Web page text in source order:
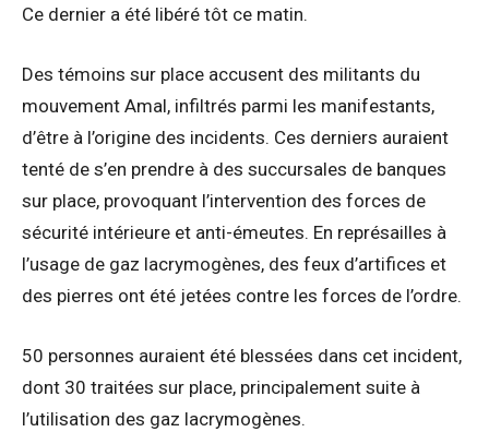
Ce dernier a été libéré tôt ce matin.
Des témoins sur place accusent des militants du
mouvement Amal, infiltrés parmi les manifestants,
d’être à l’origine des incidents. Ces derniers auraient
tenté de s’en prendre à des succursales de banques
sur place, provoquant l’intervention des forces de
sécurité intérieure et anti-émeutes. En représailles à
l’usage de gaz lacrymogènes, des feux d’artifices et
des pierres ont été jetées contre les forces de l’ordre.
50 personnes auraient été blessées dans cet incident,
dont 30 traitées sur place, principalement suite à
l’utilisation des gaz lacrymogènes.